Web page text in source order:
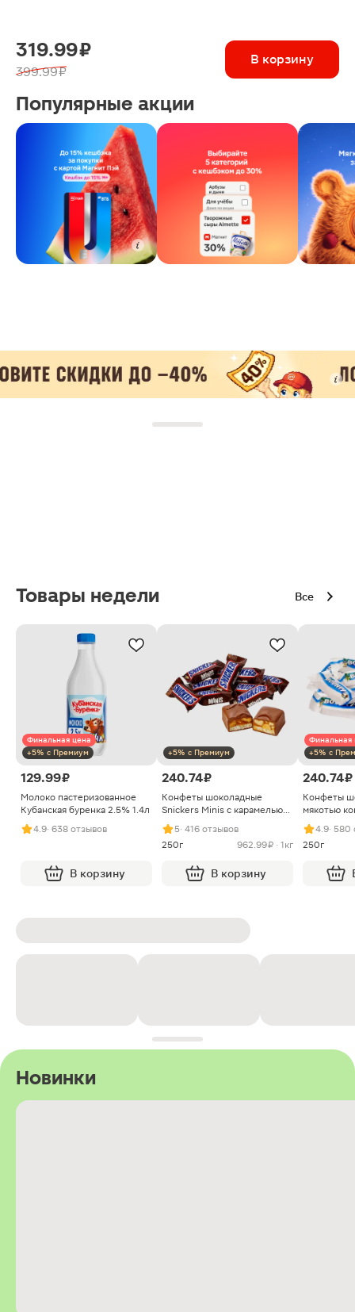
319.99 ₽
399.99 ₽
В корзину
Популярные акции
Товары недели Все
Финальная цена
+5% с Премиум
129.99 ₽
Молоко пастеризованное
Кубанская буренка 2.5% 1.4л
4.9· 638 отзывов
В корзину
+5% с Премиум
240.74 ₽
Конфеты шоколадные
Snickers Minis с карамелью
арахисом и нугой
5· 416 отзывов
250г
962.99 ₽ · 1кг
В корзину
Финальная
+5% с
240.74 ₽
Конфеты
мякотью
4.9· 580
250г
Новинки